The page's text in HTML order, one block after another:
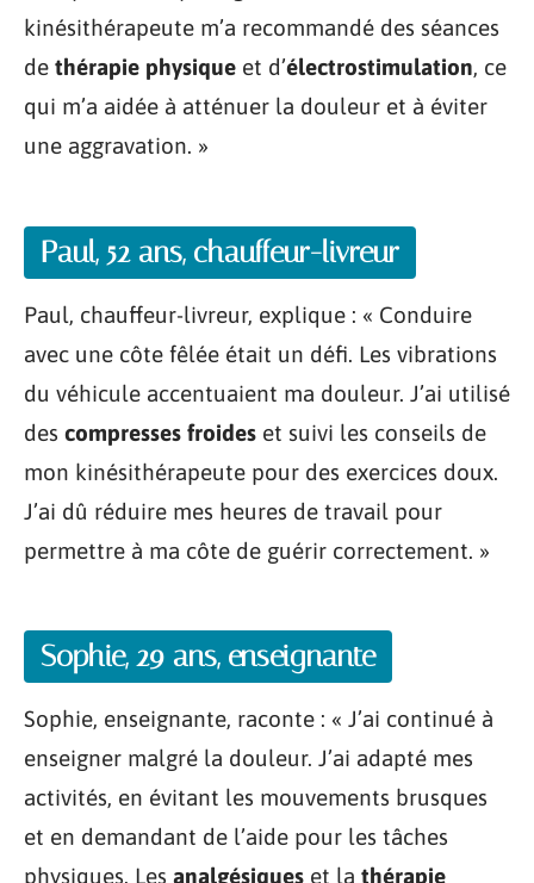
kinésithérapeute m’a recommandé des séances
de thérapie physique et d’électrostimulation, ce
qui m’a aidée à atténuer la douleur et à éviter
une aggravation. »
Paul, 52 ans, chauffeur-livreur
Paul, chauffeur-livreur, explique : « Conduire
avec une côte fêlée était un défi. Les vibrations
du véhicule accentuaient ma douleur. J’ai utilisé
des compresses froides et suivi les conseils de
mon kinésithérapeute pour des exercices doux.
J’ai dû réduire mes heures de travail pour
permettre à ma côte de guérir correctement. »
Sophie, 29 ans, enseignante
Sophie, enseignante, raconte : « J’ai continué à
enseigner malgré la douleur. J’ai adapté mes
activités, en évitant les mouvements brusques
et en demandant de l’aide pour les tâches
physiques. Les analgésiques et la thérapie